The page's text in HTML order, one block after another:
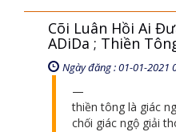
Cõi Luân Hồi Ai
ADiDa ; Thiền
Ngày đăng : 01-01-2021
thiền tông là giác
chối giác ngộ giải